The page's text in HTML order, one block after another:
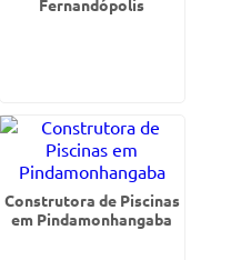
Fernandópolis
Construtora de Piscinas
em Pindamonhangaba